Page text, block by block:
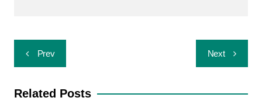
Prev Next
Related Posts